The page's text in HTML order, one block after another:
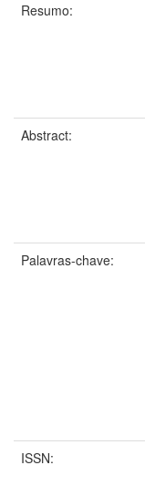
Resumo:
Abstract:
Palavras-chave:
ISSN: